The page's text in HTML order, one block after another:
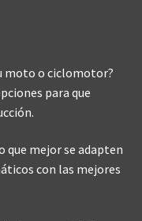
moto o ciclomotor?
para que
que mejor se adapten
con las mejores